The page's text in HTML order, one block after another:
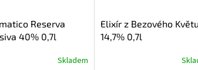
Reserva
40% 0,7l
Skladem
Elixír z Bezového Květu
14,7% 0,7l